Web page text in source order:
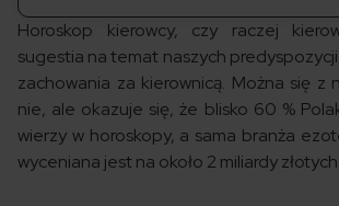
Horoskop kierowcy, czy raczej
sugestia na temat naszych
zachowania za kierownicą. Można się z
nie, ale okazuje się, że blisko 60 %
wierzy w horoskopy, a sama branża
wyceniana jest na około 2 miliardy złotych.